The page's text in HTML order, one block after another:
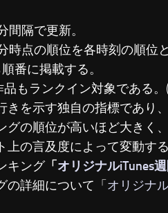
間隔で更新。
点の順位を各時刻の順位
番に掲載する。
品もランクイン対象である
きを示す独自の指標であり
グの順位が高いほど大きく
上の言及度によって変動す
キング「 オリジナルiTunes
の詳細について「 オリジナ